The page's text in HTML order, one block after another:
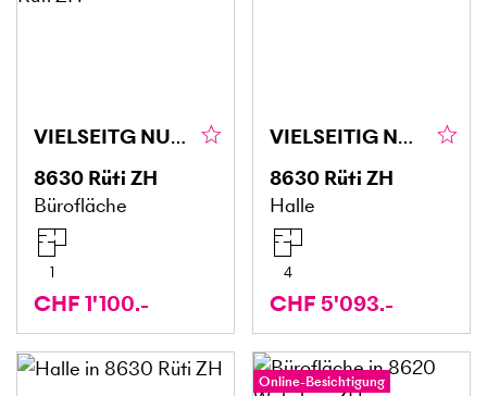
VIELSEITG NUTZBAR UND PRAKTISCH
8630 Rüti ZH
Bürofläche
1
CHF 1'100.-
VIELSEITIG NUTZBARE FLÄCHE
8630 Rüti ZH
Halle
4
CHF 5'093.-
Online-Besichtigung